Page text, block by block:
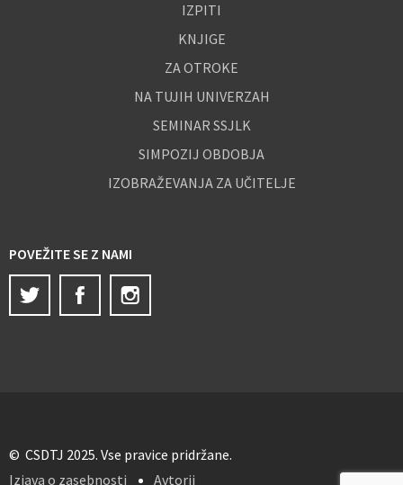
IZPITI
KNJIGE
ZA OTROKE
NA TUJIH UNIVERZAH
SEMINAR SSJLK
SIMPOZIJ OBDOBJA
IZOBRAŽEVANJA ZA UČITELJE
POVEŽITE SE Z NAMI
Twitter
Facebook
© CSDTJ 2025. Vse pravice pridržane.
Izjava o zasebnosti
Avtorji